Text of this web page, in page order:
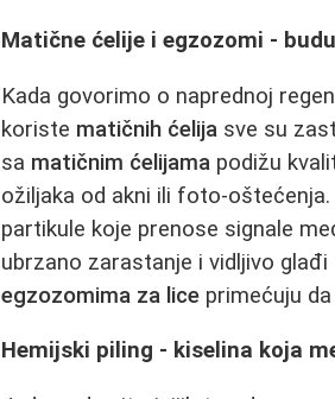
Matične ćelije i egzozomi -
Kada govorimo o naprednoj
koriste matičnih ćelija sve su
sa matičnim ćelijama podižu
ožiljaka od akni ili foto-
partikule koje prenose signale
ubrzano zarastanje i vidljivo
egzozomima za lice primećuju
Hemijski piling - kiselina koja